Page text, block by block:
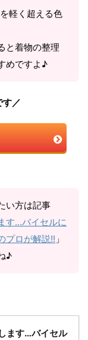
軽く超える色
と着物の整理
めですよ♪
す／
い方は記事
す…バイセルに
プロが解説!! 」
♪
ます…バイセル